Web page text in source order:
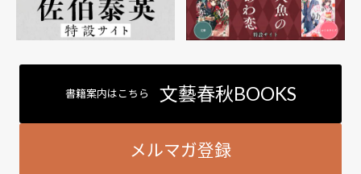
書籍案内はこちら 文藝春秋BOOKS
メルマガ登録